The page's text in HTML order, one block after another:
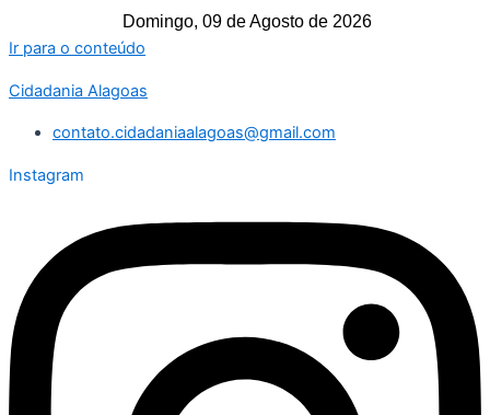
Domingo, 09 de Agosto de 2026
Ir para o conteúdo
Cidadania Alagoas
contato.cidadaniaalagoas@gmail.com
Instagram